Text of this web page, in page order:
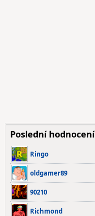
Poslední hodnocení
Ringo
oldgamer89
90210
Richmond